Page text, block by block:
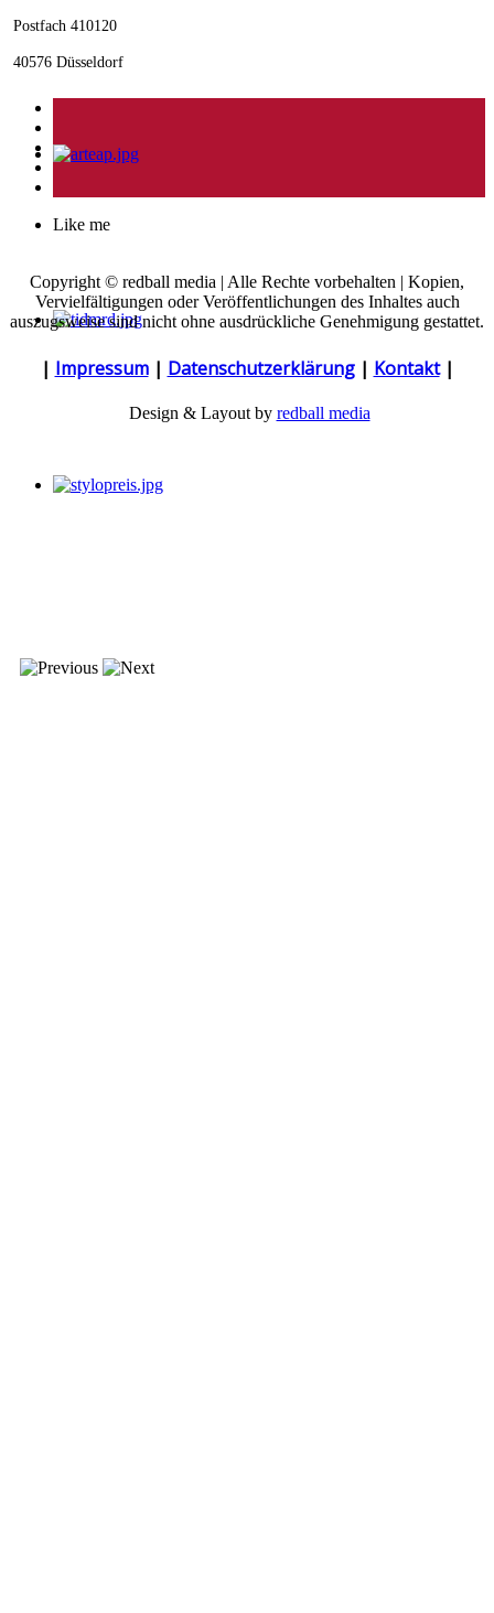
Postfach 410120
40576 Düsseldorf
Like me
Copyright © redball media | Alle Rechte vorbehalten | Kopien,
Vervielfältigungen oder Veröffentlichungen des Inhaltes auch
auszugsweise sind nicht ohne ausdrückliche Genehmigung gestattet.
| Impressum| Datenschutzerklärung| Kontakt|
Design & Layout by redball media